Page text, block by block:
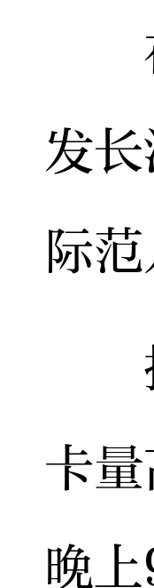
在
发
际
抖
卡
晚